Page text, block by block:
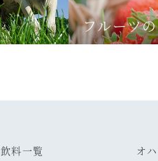
フルーツ
飲料一覧
オ